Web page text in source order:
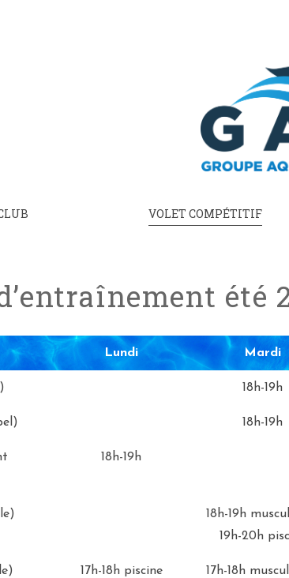
VOLET COMPÉTITIF
été
Lundi Mardi
Mardi
18h-19h
18h-19h
18h-19h
18h-19h
19h-20h
17h-18h piscine
17h-18h